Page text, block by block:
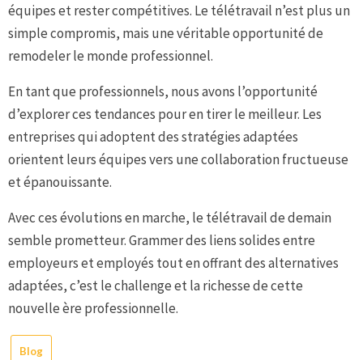
équipes et rester compétitives. Le télétravail n’est plus un
simple compromis, mais une véritable opportunité de
remodeler le monde professionnel.
En tant que professionnels, nous avons l’opportunité
d’explorer ces tendances pour en tirer le meilleur. Les
entreprises qui adoptent des stratégies adaptées
orientent leurs équipes vers une collaboration fructueuse
et épanouissante.
Avec ces évolutions en marche, le télétravail de demain
semble prometteur. Grammer des liens solides entre
employeurs et employés tout en offrant des alternatives
adaptées, c’est le challenge et la richesse de cette
nouvelle ère professionnelle.
Blog